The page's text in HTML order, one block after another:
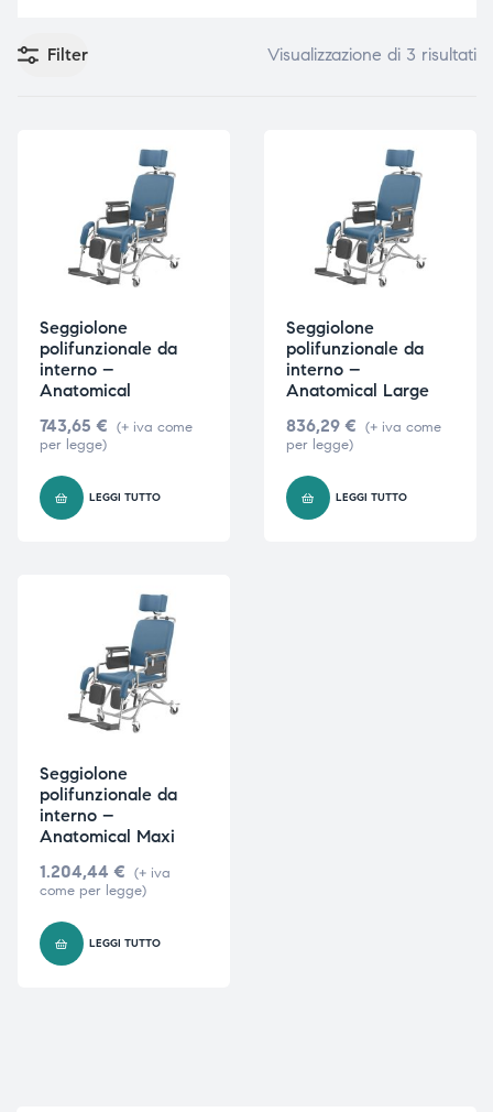
Filter Visualizzazione di 3 risultati
Seggiolone
polifunzionale da
interno –
Anatomical
743,65 € (+ iva come
per legge)
LEGGI TUTTO
Seggiolone
polifunzionale da
interno –
Anatomical Large
836,29 € (+ iva come
per legge)
LEGGI TUTTO
Seggiolone
polifunzionale da
interno –
Anatomical Maxi
1.204,44 € (+ iva
come per legge)
LEGGI TUTTO